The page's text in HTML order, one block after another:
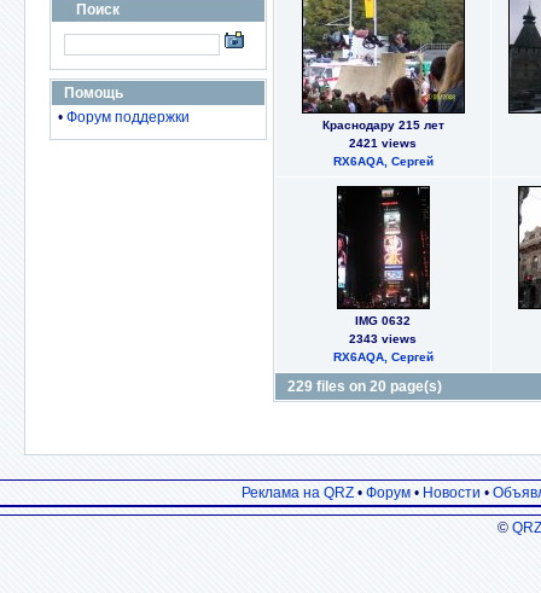
Поиск
Помощь
• Форум поддержки
Краснодару 215 лет
2421 views
RX6AQA, Сергей
IMG 0632
2343 views
RX6AQA, Сергей
229 files on 20 page(s)
Реклама на QRZ • Форум • Новости •
©